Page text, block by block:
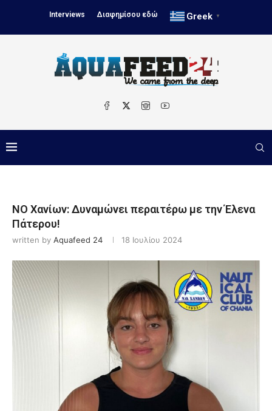
Interviews Διαφημίσου εδώ Greek ▼
ΝΟ Χανίων: Δυναμώνει περαιτέρω με την Έλενα
Πάτερου!
written by Aquafeed 24 18 Ιουλίου 2024